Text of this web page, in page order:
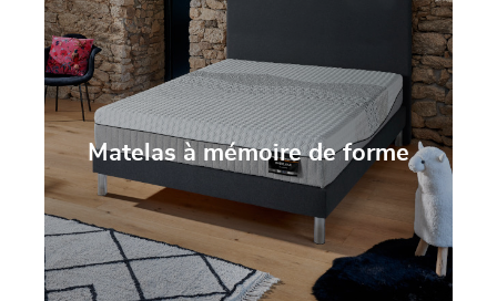
Matelas à mémoire de forme